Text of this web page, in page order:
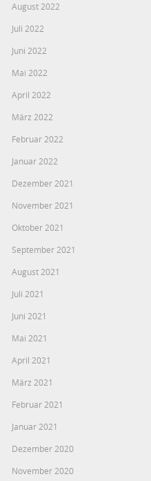
August 2022
Juli 2022
Juni 2022
Mai 2022
April 2022
März 2022
Februar 2022
Januar 2022
Dezember 2021
November 2021
Oktober 2021
September 2021
August 2021
Juli 2021
Juni 2021
Mai 2021
April 2021
März 2021
Februar 2021
Januar 2021
Dezember 2020
November 2020